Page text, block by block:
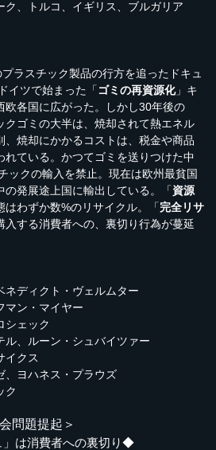
ク、トルコ、イギリス、ブルガリア
ラスチック製品の行方を追ったドキュ
イツで始まった「 ゴミの再資源化」キ
欧各国に広がった。しかし30年後の
クゴミの大半は、焼却されて熱エネル
、焼却にかかるコストは、税金や商品
れている。かつてゴミを送りつけた中
ックの輸入を禁止。現在は欧州最貧国
発展途上国に輸出している。「資源
はわずか数%のリサイクル。「完全リサ
入する消費者への、裏切り行為が蔓延
ネディクト・ヴェルムター
マン・マイヤー
シェック
ル、ルーン・シュバイツァー
イクス
、ヨハネス・プラウズ
ク
問題提起＞
は消費者への裏切り◆